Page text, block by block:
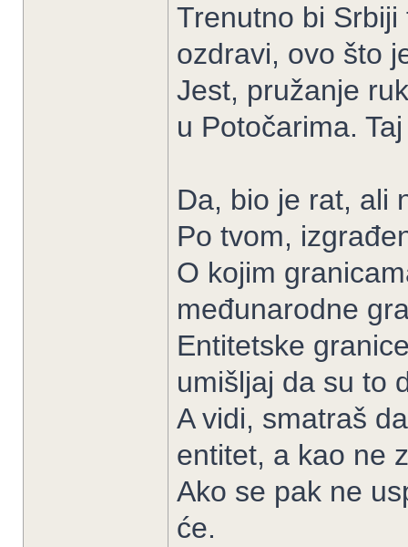
Trenutno bi
ozdravi, ovo što
Jest, pružanje
u Potočarima.
Da, bio je rat, ali
Po tvom,
O kojim
međunarodne
Entitetske
umišljaj da su to
A vidi, smatraš
entitet, a kao ne
Ako se pak ne
će.